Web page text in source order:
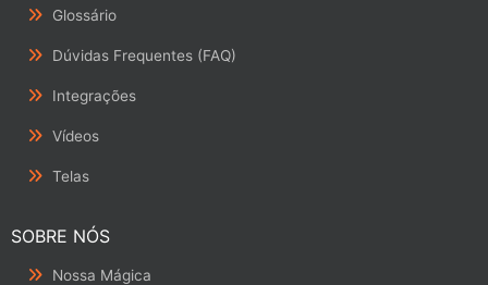
Glossário
Dúvidas Frequentes (FAQ)
Integrações
Vídeos
Telas
SOBRE NÓS
Nossa Mágica